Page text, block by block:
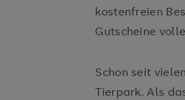
kostenfreien
Gutscheine
Schon seit
Tierpark. Als